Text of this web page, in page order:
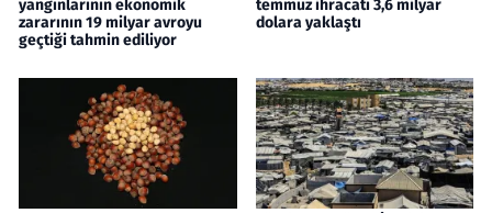
yangınlarının ekonomik
zararının 19 milyar avroyu
geçtiği tahmin ediliyor
temmuz ihracatı 3,6 milyar
dolara yaklaştı